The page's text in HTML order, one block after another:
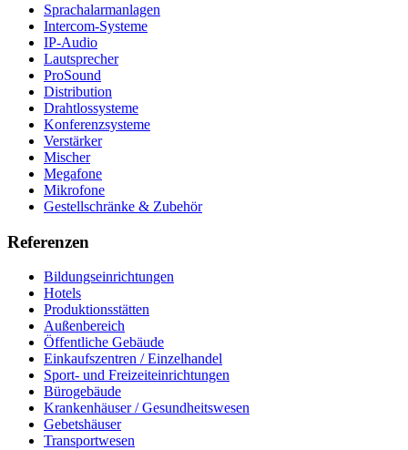
Sprachalarmanlagen
Intercom-Systeme
IP-Audio
Lautsprecher
ProSound
Distribution
Drahtlossysteme
Konferenzsysteme
Verstärker
Mischer
Megafone
Mikrofone
Gestellschränke & Zubehör
Referenzen
Bildungseinrichtungen
Hotels
Produktionsstätten
Außenbereich
Öffentliche Gebäude
Einkaufszentren / Einzelhandel
Sport- und Freizeiteinrichtungen
Bürogebäude
Krankenhäuser / Gesundheitswesen
Gebetshäuser
Transportwesen